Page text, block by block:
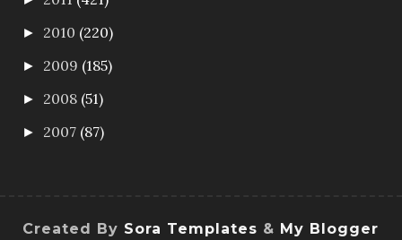
► 2010 (220)
► 2009 (185)
► 2008 (51)
► 2007 (87)
Created By Sora Templates & My Blogger